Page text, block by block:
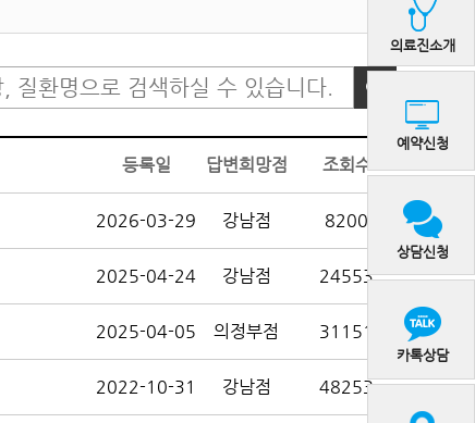
의료진소개
예약신청
상담신청
카톡상담
등록일 답변희망점 조회수
2026-03-29 강남점 8200
2025-04-24 강남점 24553
2025-04-05 의정부점 31151
2022-10-31 강남점 48253